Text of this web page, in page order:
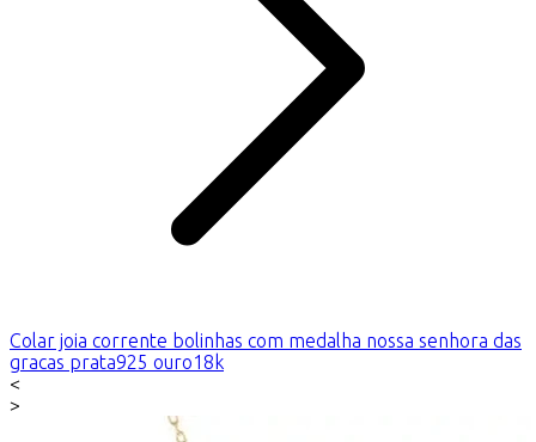
Colar joia corrente bolinhas com medalha nossa senhora das
gracas prata925 ouro18k
<
>